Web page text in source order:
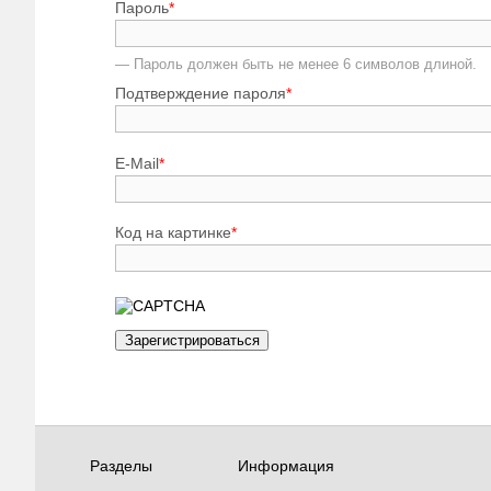
Пароль*
— Пароль должен быть не менее 6 символов длиной.
Подтверждение пароля*
E-Mail*
Код на картинке*
Разделы Информация